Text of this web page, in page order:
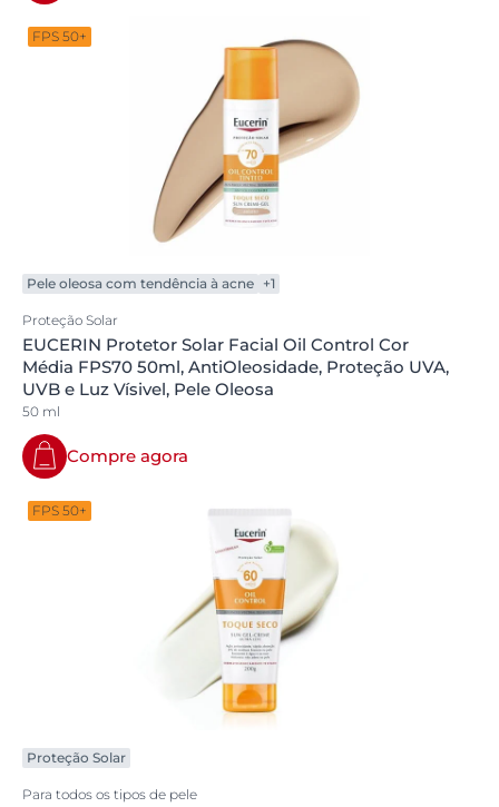
FPS 50+
Pele oleosa com tendência à acne +1
Proteção Solar
EUCERIN Protetor Solar Facial Oil Control Cor
Média FPS70 50ml, AntiOleosidade, Proteção UVA,
UVB e Luz Vísivel, Pele Oleosa
50 ml
Compre agora
FPS 50+
Proteção Solar
Para todos os tipos de pele